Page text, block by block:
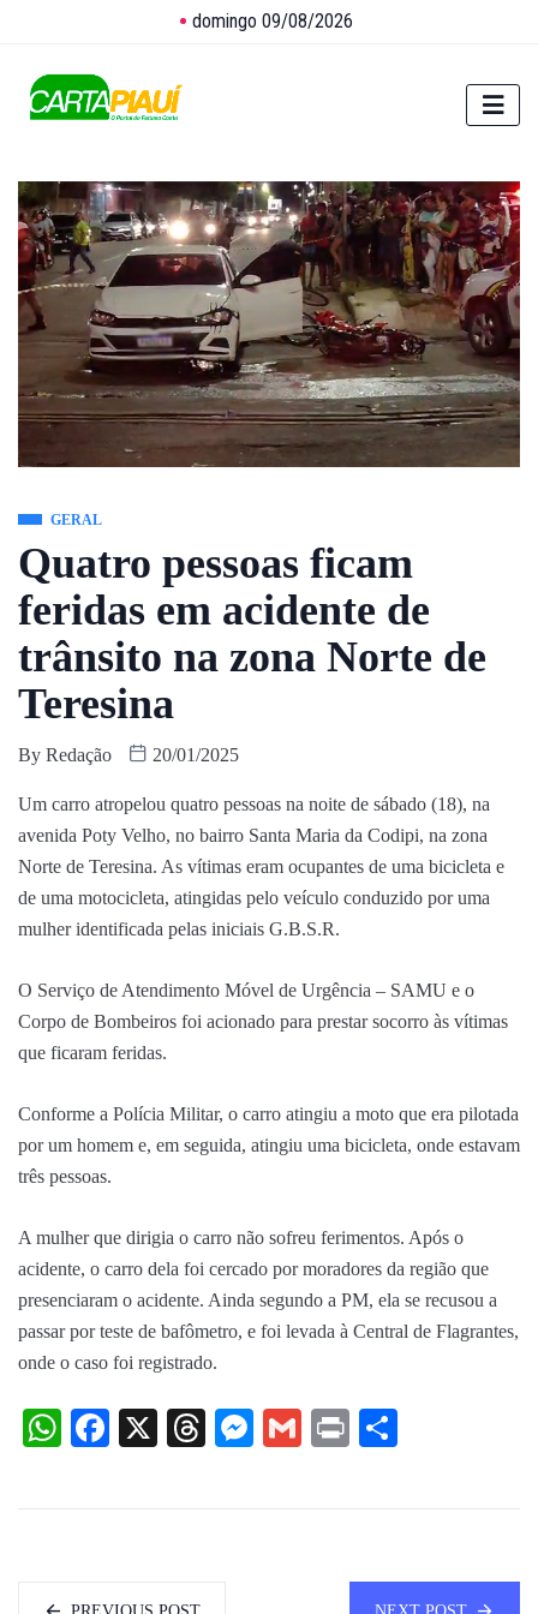
domingo 09/08/2026
GERAL
Quatro pessoas ficam
feridas em acidente de
trânsito na zona Norte de
Teresina
By Redação 20/01/2025
Um carro atropelou quatro pessoas na noite de sábado (18), na
avenida Poty Velho, no bairro Santa Maria da Codipi, na zona
Norte de Teresina. As vítimas eram ocupantes de uma bicicleta e
de uma motocicleta, atingidas pelo veículo conduzido por uma
mulher identificada pelas iniciais G.B.S.R.
O Serviço de Atendimento Móvel de Urgência – SAMU e o
Corpo de Bombeiros foi acionado para prestar socorro às vítimas
que ficaram feridas.
Conforme a Polícia Militar, o carro atingiu a moto que era pilotada
por um homem e, em seguida, atingiu uma bicicleta, onde estavam
três pessoas.
A mulher que dirigia o carro não sofreu ferimentos. Após o
acidente, o carro dela foi cercado por moradores da região que
presenciaram o acidente. Ainda segundo a PM, ela se recusou a
passar por teste de bafômetro, e foi levada à Central de Flagrantes,
onde o caso foi registrado.
WhatsApp
Facebook
X Threads
Messenger
Gmail
Print